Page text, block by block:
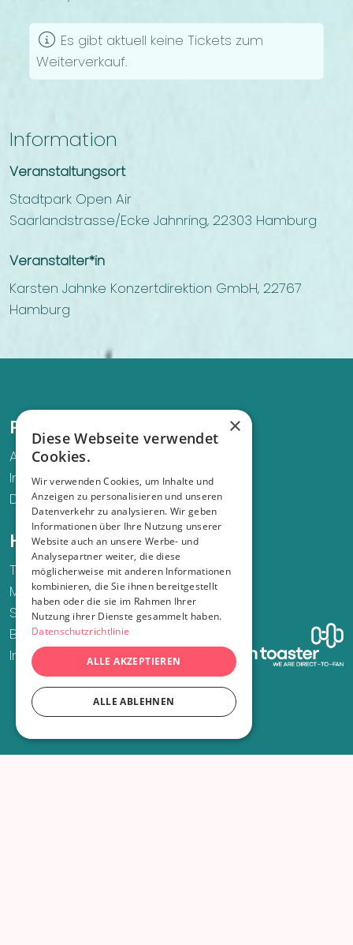
Es gibt aktuell keine Tickets zum
Weiterverkauf.
Information
Veranstaltungsort
Stadtpark Open Air
Saarlandstrasse/Ecke Jahnring, 22303 Hamburg
Veranstalter*in
Karsten Jahnke Konzertdirektion GmbH, 22767
Hamburg
Recht und Ordnung
AGB
Impressum
Datenschutz
Hilfe und Support
Telefon
Mail
Supportfall eröffnen
Bestellung widerrufen
Infos zu Sozialtickets
×
Diese Webseite verwendet
Cookies.
Wir verwenden Cookies, um Inhalte und
Anzeigen zu personalisieren und unseren
Datenverkehr zu analysieren. Wir geben
Informationen über Ihre Nutzung unserer
Website auch an unsere Werbe- und
Analysepartner weiter, die diese
möglicherweise mit anderen Informationen
kombinieren, die Sie ihnen bereitgestellt
haben oder die sie im Rahmen Ihrer
Nutzung ihrer Dienste gesammelt haben.
Datenschutzrichtlinie
ALLE AKZEPTIEREN
ALLE ABLEHNEN